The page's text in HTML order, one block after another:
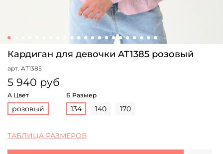
арт. AT1385
Кардиган для девочки AT1385 розовый
5 940 руб
А Цвет
розовый
Б Размер
134 140 170
ТАБЛИЦА РАЗМЕРОВ